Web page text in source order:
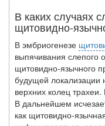
В каких случаях
щитовидно-
В эмбриогенезе
выпячивания слепого
щитовидно-язычного
будущей локализации
верхних колец
В дальнейшем
как щитовидно-